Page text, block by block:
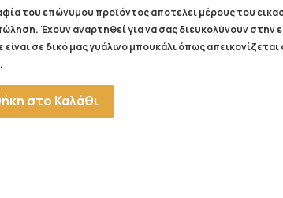
του επώνυμου προϊόντος αποτελεί μέρους του
Έχουν αναρτηθεί για να σας διευκολύνουν
είναι σε δικό μας γυάλινο μπουκάλι όπως
στο Καλάθι